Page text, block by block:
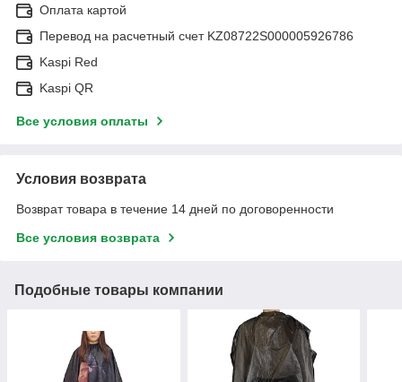
Оплата картой
Перевод на расчетный счет KZ08722S000005926786
Kaspi Red
Kaspi QR
Все условия оплаты
Условия возврата
Возврат товара в течение 14 дней по договоренности
Все условия возврата
Подобные товары компании